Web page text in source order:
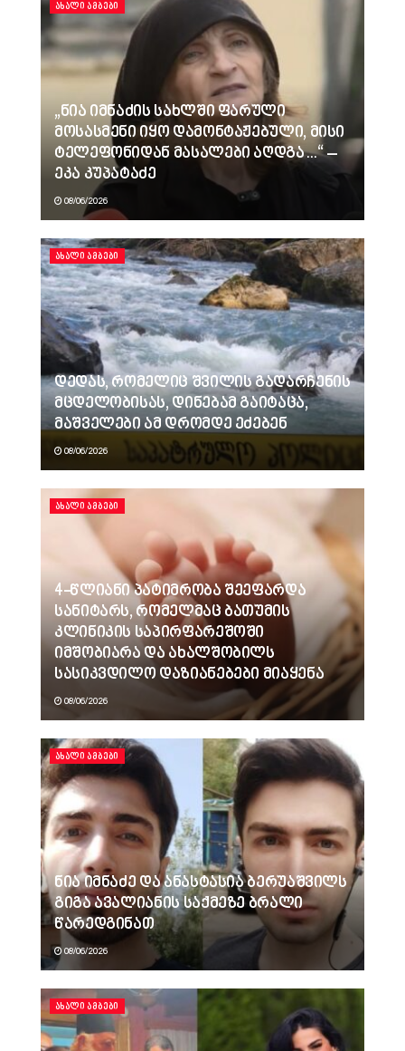
ᲐᲮᲐᲚᲘ ᲐᲛᲑᲔᲑᲘ
„ნია იმნაძის სახლში ფარული
მოსასმენი იყო დამონტაჟებული, მისი
ტელეფონიდან მასალები აღდგა…“ –
ეკა კუპატაძე
08/06/2026
ᲐᲮᲐᲚᲘ ᲐᲛᲑᲔᲑᲘ
დედას, რომელიც შვილის გადარჩენის
მცდელობისას, დინებამ გაიტაცა,
მაშველები ამ დრომდე ეძებენ
08/06/2026
ᲐᲮᲐᲚᲘ ᲐᲛᲑᲔᲑᲘ
4-წლიანი პატიმრობა შეეფარდა
სანიტარს, რომელმაც ბათუმის
კლინიკის საპირფარეშოში
იმშობიარა და ახალშობილს
სასიკვდილო დაზიანებები მიაყენა
08/06/2026
ᲐᲮᲐᲚᲘ ᲐᲛᲑᲔᲑᲘ
ნია იმნაძე და ანასტასია ბერუაშვილს
გიგა ავალიანის საქმეზე ბრალი
წარედგინათ
08/06/2026
ᲐᲮᲐᲚᲘ ᲐᲛᲑᲔᲑᲘ